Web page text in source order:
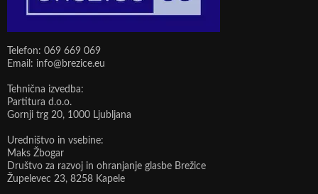
Telefon: 069 669 069
Email: info@brezice.eu
Tehnična izvedba:
Partitura d.o.o.
Gornji trg 20, 1000 Ljubljana
Uredništvo in vsebine:
Maks Žbogar
Društvo za razvoj in ohranjanje glasbe Brežice
Župelevec 23, 8258 Kapele